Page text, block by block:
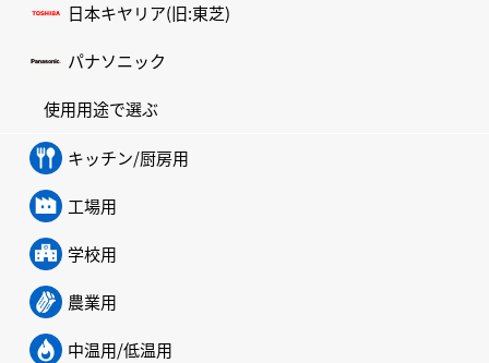
日本キヤリア(旧:東芝)
パナソニック
使用用途で選ぶ
キッチン/厨房用
工場用
学校用
農業用
中温用/低温用